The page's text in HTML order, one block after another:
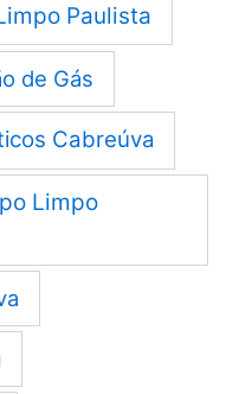
Paulista
de Gás
Cabreúva
Limpo